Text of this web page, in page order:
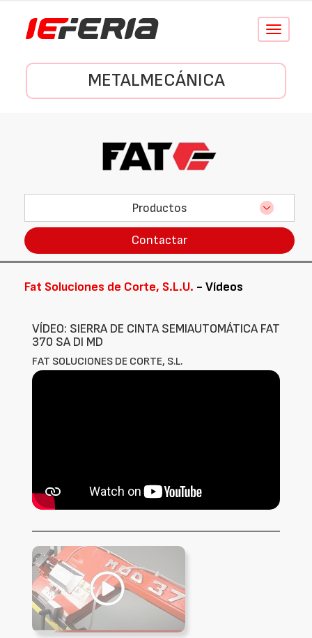
Conmutar
METALMECÁNICA
Productos
Contactar
Fat Soluciones de Corte, S.L.U. - Vídeos
VÍDEO: SIERRA DE CINTA SEMIAUTOMÁTICA FAT
370 SA DI MD
FAT SOLUCIONES DE CORTE, S.L.